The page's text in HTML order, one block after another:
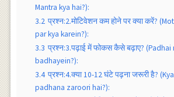
Mantra kya hai?):
3.2 प्रश्न:2.मोटिवेशन कम होने पर क्या करें?
par kya karein?):
3.3 प्रश्न:3.पढ़ाई में फोकस कैसे बढ़ाए?
badhayein?):
3.4 प्रश्न:4.क्या 10-12 घंटे पढ़ना जरूरी है?
padhana zaroori hai?):